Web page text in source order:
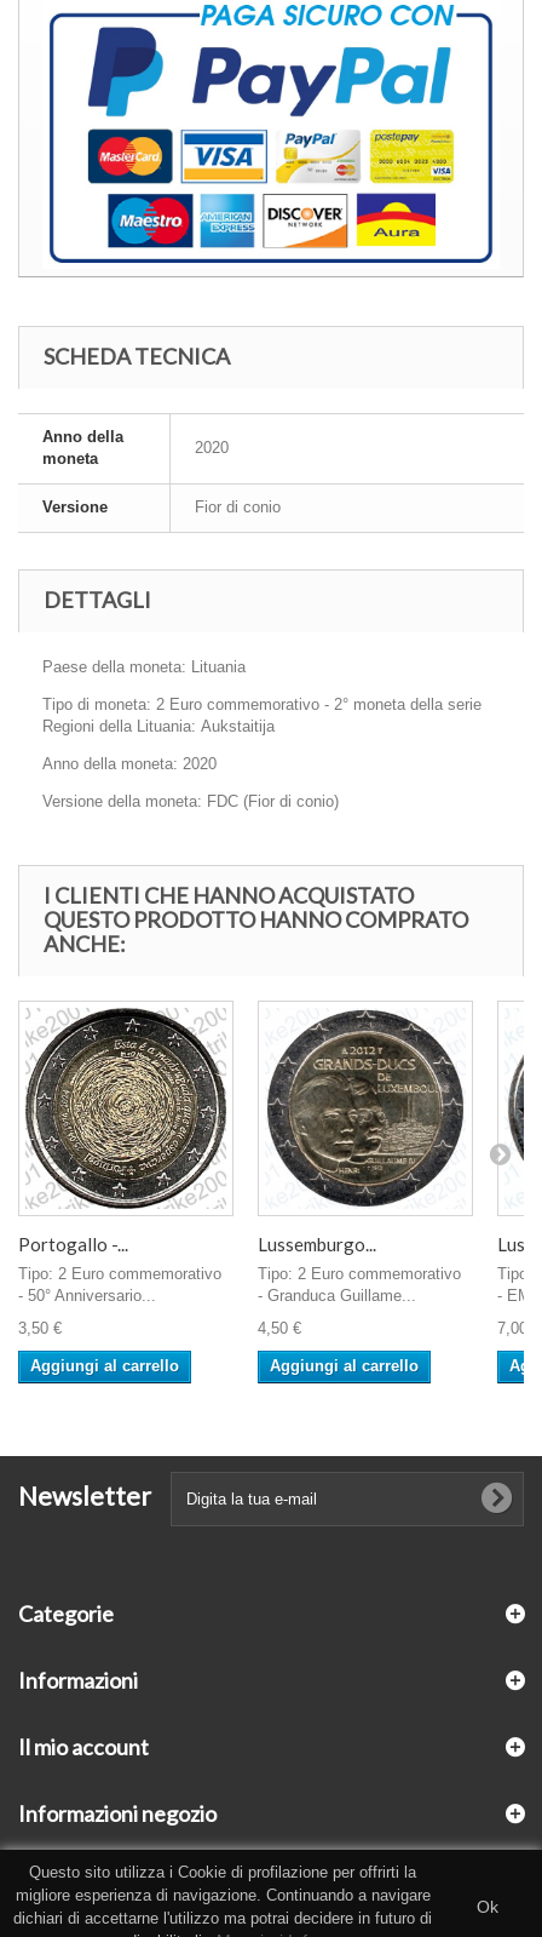
SCHEDA TECNICA
Anno della
moneta
2020
Versione Fior di conio
DETTAGLI
Paese della moneta: Lituania
Tipo di moneta: 2 Euro commemorativo - 2° moneta della serie
Regioni della Lituania: Aukstaitija
Anno della moneta: 2020
Versione della moneta: FDC (Fior di conio)
I CLIENTI CHE HANNO ACQUISTATO
QUESTO PRODOTTO HANNO COMPRATO
ANCHE:
Portogallo -...
Tipo: 2 Euro commemorativo
- 50° Anniversario...
3,50 €
Aggiungi al carrello
Lussemburgo...
Tipo: 2 Euro commemorativo
- Granduca Guillame...
4,50 €
Aggiungi al carrello
Tipo:
-
7,00 €
Newsletter
Categorie
Informazioni
Il mio account
Informazioni negozio
Questo sito utilizza i Cookie di profilazione per offrirti la
migliore esperienza di navigazione. Continuando a navigare
dichiari di accettarne l'utilizzo ma potrai decidere in futuro di
Ok